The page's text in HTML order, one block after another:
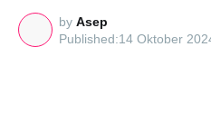
by Asep
14 Oktober